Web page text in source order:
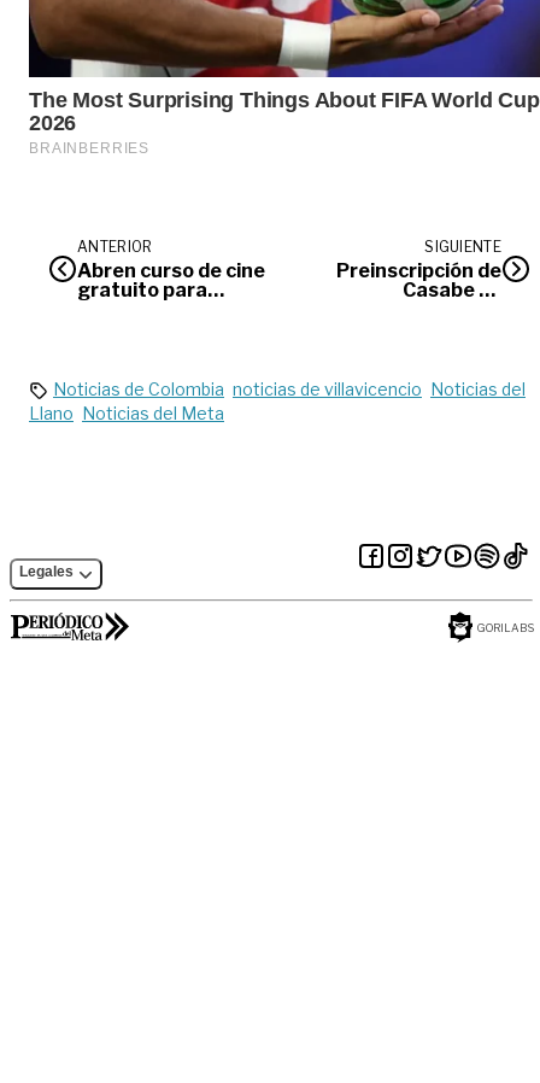
ANTERIOR
Abren curso de cine
gratuito para
SIGUIENTE
Preinscripción de
Casabe es
Noticias de Colombia noticias de villavicencio Noticias del
Llano Noticias del Meta
Legales
GORILABS